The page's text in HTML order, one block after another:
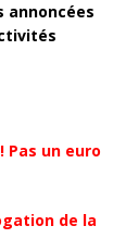
annoncées
Pas un euro
de la